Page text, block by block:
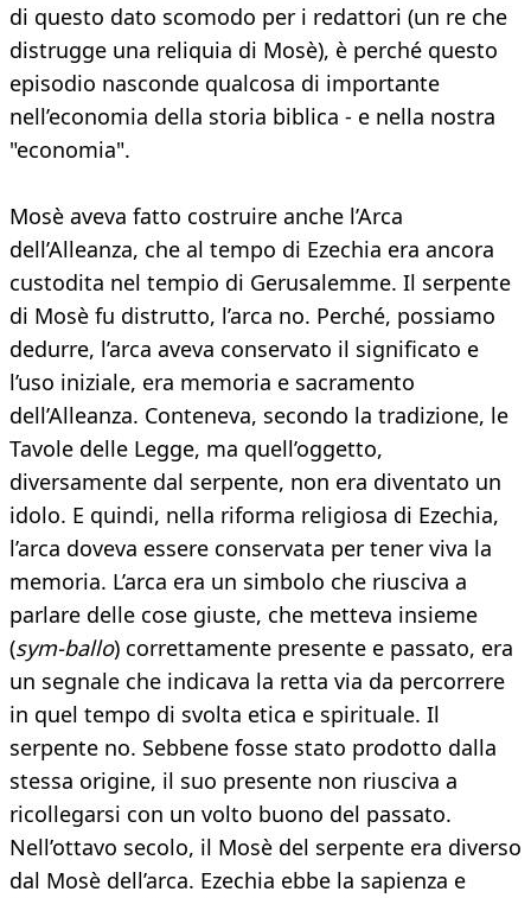
di questo dato scomodo per i redattori (un re che
distrugge una reliquia di Mosè), è perché questo
episodio nasconde qualcosa di importante
nell’economia della storia biblica - e nella nostra
"economia".
Mosè aveva fatto costruire anche l’Arca
dell’Alleanza, che al tempo di Ezechia era ancora
custodita nel tempio di Gerusalemme. Il serpente
di Mosè fu distrutto, l’arca no. Perché, possiamo
dedurre, l’arca aveva conservato il significato e
l’uso iniziale, era memoria e sacramento
dell’Alleanza. Conteneva, secondo la tradizione, le
Tavole delle Legge, ma quell’oggetto,
diversamente dal serpente, non era diventato un
idolo. E quindi, nella riforma religiosa di Ezechia,
l’arca doveva essere conservata per tener viva la
memoria. L’arca era un simbolo che riusciva a
parlare delle cose giuste, che metteva insieme
(sym-ballo) correttamente presente e passato, era
un segnale che indicava la retta via da percorrere
in quel tempo di svolta etica e spirituale. Il
serpente no. Sebbene fosse stato prodotto dalla
stessa origine, il suo presente non riusciva a
ricollegarsi con un volto buono del passato.
Nell’ottavo secolo, il Mosè del serpente era diverso
dal Mosè dell’arca. Ezechia ebbe la sapienza e